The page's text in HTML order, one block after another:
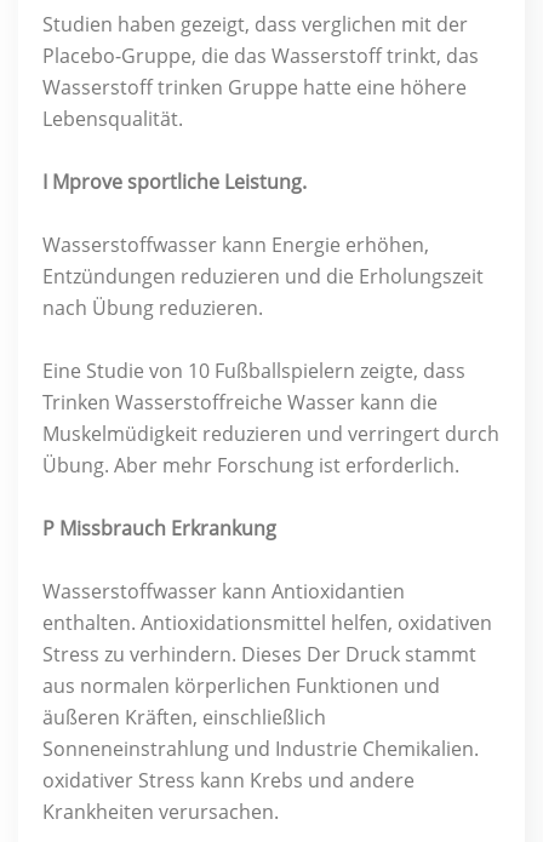
Studien haben gezeigt, dass verglichen mit der
Placebo-Gruppe, die das Wasserstoff trinkt, das
Wasserstoff trinken Gruppe hatte eine höhere
Lebensqualität.
I Mprove sportliche Leistung.
Wasserstoffwasser kann Energie erhöhen,
Entzündungen reduzieren und die Erholungszeit
nach Übung reduzieren.
Eine Studie von 10 Fußballspielern zeigte, dass
Trinken Wasserstoffreiche Wasser kann die
Muskelmüdigkeit reduzieren und verringert durch
Übung. Aber mehr Forschung ist erforderlich.
P Missbrauch Erkrankung
Wasserstoffwasser kann Antioxidantien
enthalten. Antioxidationsmittel helfen, oxidativen
Stress zu verhindern. Dieses Der Druck stammt
aus normalen körperlichen Funktionen und
äußeren Kräften, einschließlich
Sonneneinstrahlung und Industrie Chemikalien.
oxidativer Stress kann Krebs und andere
Krankheiten verursachen.